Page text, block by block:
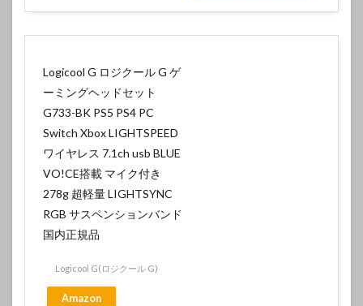
Logicool G ロジクール G ゲ
ーミングヘッドセット
G733-BK PS5 PS4 PC
Switch Xbox LIGHTSPEED
ワイヤレス 7.1ch usb BLUE
VO!CE搭載 マイク付き
278g 超軽量 LIGHTSYNC
RGB サスペンションバンド
国内正規品
Logicool G(ロジクール G)
Amazon